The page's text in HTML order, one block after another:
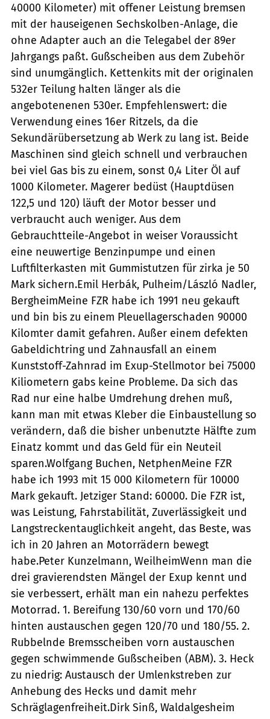
40000 Kilometer) mit offener Leistung bremsen
mit der hauseigenen Sechskolben-Anlage, die
ohne Adapter auch an die Telegabel der 89er
Jahrgangs paßt. Gußscheiben aus dem Zubehör
sind unumgänglich. Kettenkits mit der originalen
532er Teilung halten länger als die
angebotenenen 530er. Empfehlenswert: die
Verwendung eines 16er Ritzels, da die
Sekundärübersetzung ab Werk zu lang ist. Beide
Maschinen sind gleich schnell und verbrauchen
bei viel Gas bis zu einem, sonst 0,4 Liter Öl auf
1000 Kilometer. Magerer bedüst (Hauptdüsen
122,5 und 120) läuft der Motor besser und
verbraucht auch weniger. Aus dem
Gebrauchtteile-Angebot in weiser Voraussicht
eine neuwertige Benzinpumpe und einen
Luftfilterkasten mit Gummistutzen für zirka je 50
Mark sichern.Emil Herbák, Pulheim/László Nadler,
BergheimMeine FZR habe ich 1991 neu gekauft
und bin bis zu einem Pleuellagerschaden 90000
Kilomter damit gefahren. Außer einem defekten
Gabeldichtring und Zahnausfall an einem
Kunststoff-Zahnrad im Exup-Stellmotor bei 75000
Kiliometern gabs keine Probleme. Da sich das
Rad nur eine halbe Umdrehung drehen muß,
kann man mit etwas Kleber die Einbaustellung so
verändern, daß die bisher unbenutzte Hälfte zum
Einatz kommt und das Geld für ein Neuteil
sparen.Wolfgang Buchen, NetphenMeine FZR
habe ich 1993 mit 15 000 Kilometern für 10000
Mark gekauft. Jetziger Stand: 60000. Die FZR ist,
was Leistung, Fahrstabilität, Zuverlässigkeit und
Langstreckentauglichkeit angeht, das Beste, was
ich in 20 Jahren an Motorrädern bewegt
habe.Peter Kunzelmann, WeilheimWenn man die
drei gravierendsten Mängel der Exup kennt und
sie verbessert, erhält man ein nahezu perfektes
Motorrad. 1. Bereifung 130/60 vorn und 170/60
hinten austauschen gegen 120/70 und 180/55. 2.
Rubbelnde Bremsscheiben vorn austauschen
gegen schwimmende Gußscheiben (ABM). 3. Heck
zu niedrig: Austausch der Umlenkstreben zur
Anhebung des Hecks und damit mehr
Schräglagenfreiheit.Dirk Sinß, Waldalgesheim